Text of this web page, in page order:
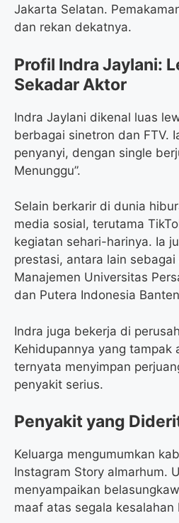
Jakarta Selatan.
dan rekan dekatnya.
Profil Indra Jaylani:
Sekadar Aktor
Indra Jaylani dikenal luas
berbagai sinetron dan FTV.
penyanyi, dengan single
Menunggu”.
Selain berkarir di dunia
media sosial, terutama
kegiatan sehari-harinya. Ia
prestasi, antara lain
Manajemen Universitas
dan Putera Indonesia
Indra juga bekerja di
Kehidupannya yang tampak
ternyata menyimpan
penyakit serius.
Penyakit yang
Keluarga mengumumkan
Instagram Story almarhum.
menyampaikan
maaf atas segala kesalahan